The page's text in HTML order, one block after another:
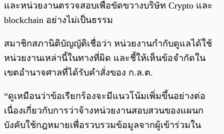
และหน่วยงานตรวจสอบเพื่อขัดขวางบริษัท Crypto และ
blockchain อย่างไม่เป็นธรรม
สมาชิกสภานิติบัญญัติเชื่อว่า หน่วยงานกำกับดูแลได้ใช้
หน่วยงานเหล่านี้ในทางที่ผิด และชี้ให้เห็นข้อจำกัดใน
เขตอำนาจศาลที่ได้รับคำสั่งของ ก.ล.ต.
“ดูเหมือนว่าข้อเรียกร้องจะมีแนวโน้มเพิ่มขึ้นอย่างต่อ
เนื่องเกี่ยวกับการว่าจ้างหน่วยงานสอบสวนของแผนก
บังคับใช้กฎหมายเพื่อรวบรวมข้อมูลจากผู้เข้าร่วมใน